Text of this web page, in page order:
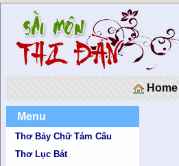
Home
Menu
Thơ Bảy Chữ Tám Câu
Thơ Lục Bát